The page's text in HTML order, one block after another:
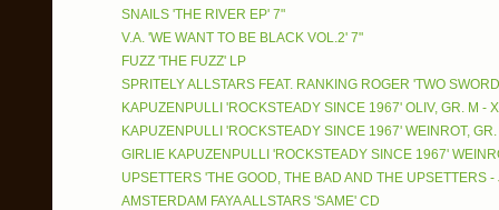
SNAILS 'THE RIVER EP' 7"
V.A. 'WE WANT TO BE BLACK VOL.2' 7"
FUZZ 'THE FUZZ' LP
SPRITELY ALLSTARS FEAT. RANKING ROGER 'TWO
KAPUZENPULLI 'ROCKSTEADY SINCE 1967' OLIV, GR. M -
KAPUZENPULLI 'ROCKSTEADY SINCE 1967' WEINROT,
GIRLIE KAPUZENPULLI 'ROCKSTEADY SINCE 1967'
UPSETTERS 'THE GOOD, THE BAD AND THE UPSETTERS
AMSTERDAM FAYA ALLSTARS 'SAME' CD